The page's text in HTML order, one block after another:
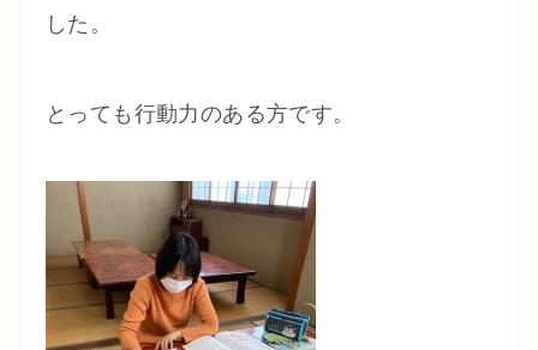
した。
とっても行動力のある方です。